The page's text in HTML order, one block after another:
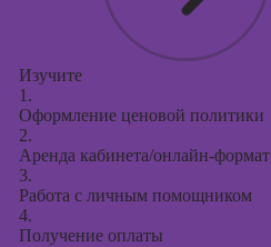
Изучите
1.
Оформление ценовой политики
2.
Аренда кабинета/онлайн-формат
3.
Работа с личным помощником
4.
Получение оплаты